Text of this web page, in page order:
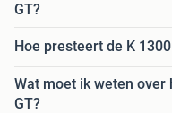
GT?
Hoe presteert de K
Wat moet ik weten over
GT?